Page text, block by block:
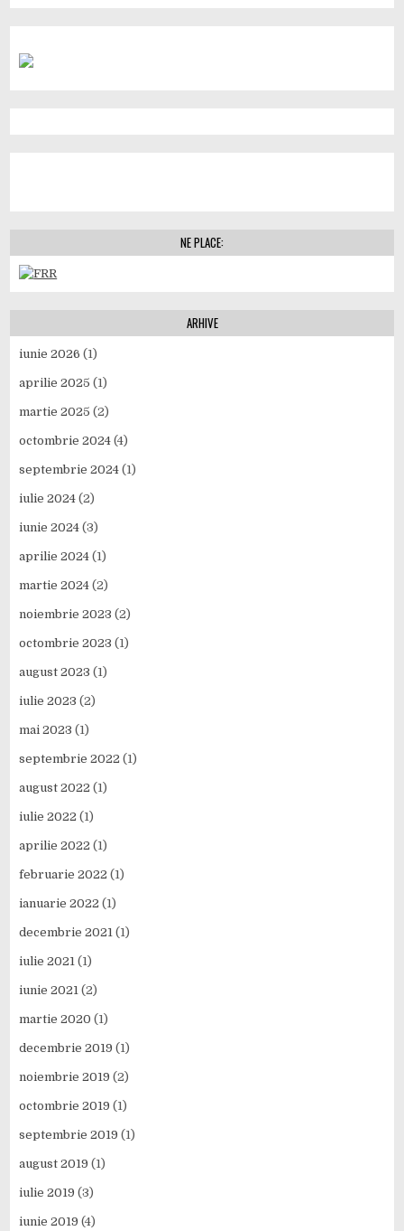
NE PLACE:
ARHIVE
iunie 2026 (1)
aprilie 2025 (1)
martie 2025 (2)
octombrie 2024 (4)
septembrie 2024 (1)
iulie 2024 (2)
iunie 2024 (3)
aprilie 2024 (1)
martie 2024 (2)
noiembrie 2023 (2)
octombrie 2023 (1)
august 2023 (1)
iulie 2023 (2)
mai 2023 (1)
septembrie 2022 (1)
august 2022 (1)
iulie 2022 (1)
aprilie 2022 (1)
februarie 2022 (1)
ianuarie 2022 (1)
decembrie 2021 (1)
iulie 2021 (1)
iunie 2021 (2)
martie 2020 (1)
decembrie 2019 (1)
noiembrie 2019 (2)
octombrie 2019 (1)
septembrie 2019 (1)
august 2019 (1)
iulie 2019 (3)
iunie 2019 (4)